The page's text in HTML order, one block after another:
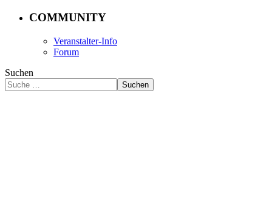
COMMUNITY
Veranstalter-Info
Forum
Suchen
Suchen